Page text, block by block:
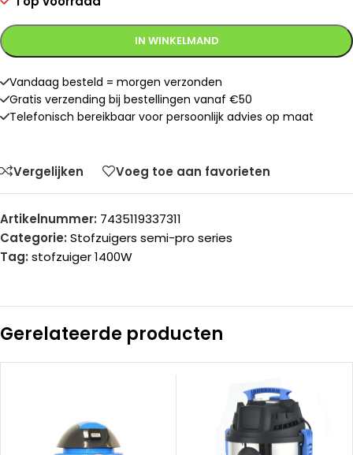
IN WINKELMAND
Vandaag besteld = morgen verzonden
Gratis verzending bij bestellingen vanaf €50
Telefonisch bereikbaar voor persoonlijk advies op maat
Vergelijken Voeg toe aan favorieten
Artikelnummer: 7435119337311
Categorie: Stofzuigers semi-pro series
Tag: stofzuiger 1400W
Gerelateerde producten